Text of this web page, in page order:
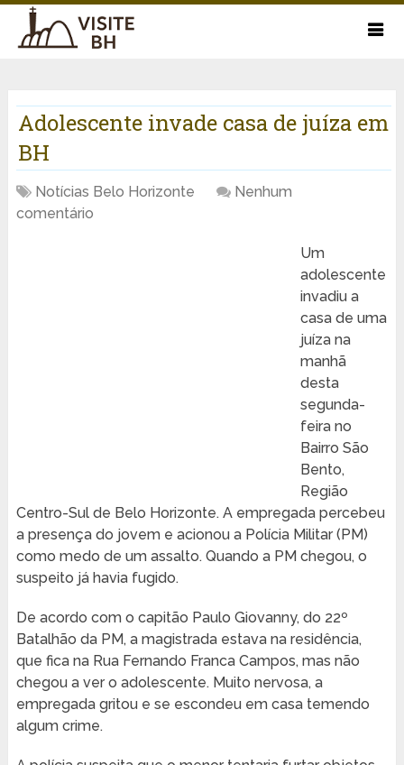
Adolescente invade casa de juíza em
BH
Notícias Belo Horizonte
Nenhum
comentário
Um
adolescente
invadiu a
casa de uma
juíza na
manhã
desta
segunda-
feira no
Bairro São
Bento,
Região
Centro-Sul de Belo Horizonte. A empregada percebeu
a presença do jovem e acionou a Polícia Militar (PM)
como medo de um assalto. Quando a PM chegou, o
suspeito já havia fugido.
De acordo com o capitão Paulo Giovanny, do 22º
Batalhão da PM, a magistrada estava na residência,
que fica na Rua Fernando Franca Campos, mas não
chegou a ver o adolescente. Muito nervosa, a
empregada gritou e se escondeu em casa temendo
algum crime.